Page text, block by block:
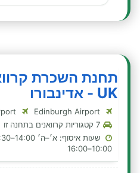
UK - אדינבורו
10:00–16:00